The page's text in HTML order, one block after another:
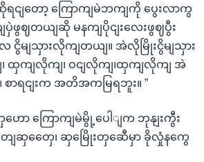
ရငျတော့ ကြောကျမဲဘကျကို ပွေးလာကွ
ဈတယျဆို မနကျပိုငျးလေးဖွဈပွီး
ငွိမျသှားလိုကျတယျ။ အဲလိုမြိုးငွိမျသှား
ထှကျလိုကျ၊ ဝငျလိုကျ၊ထှကျလိုကျ အဲ
စာရငျးက အတိအကမြရဘူး။ ”
ော ကြောကျမဲမွို့ပေါျက ဘုနျးကွီး
ာမိတျဆှတှေေ၊ ဆှမြေိုးတှဆေီမှာ ခိုလှုံနကွေ